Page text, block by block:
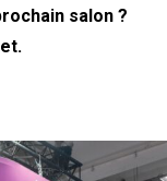
salon ?